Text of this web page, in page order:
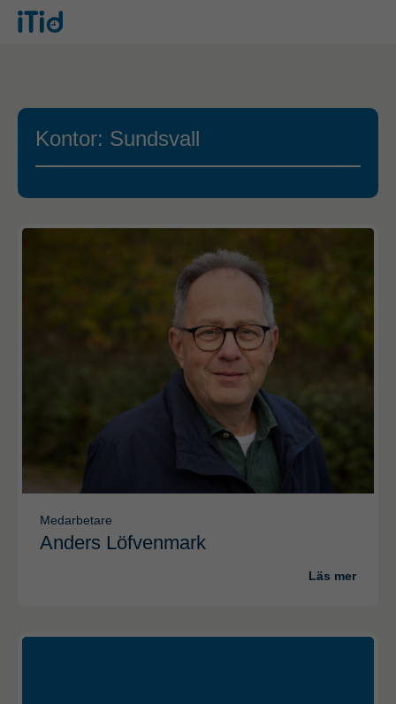
Kontor: Sundsvall
Medarbetare
Anders Löfvenmark
Läs mer